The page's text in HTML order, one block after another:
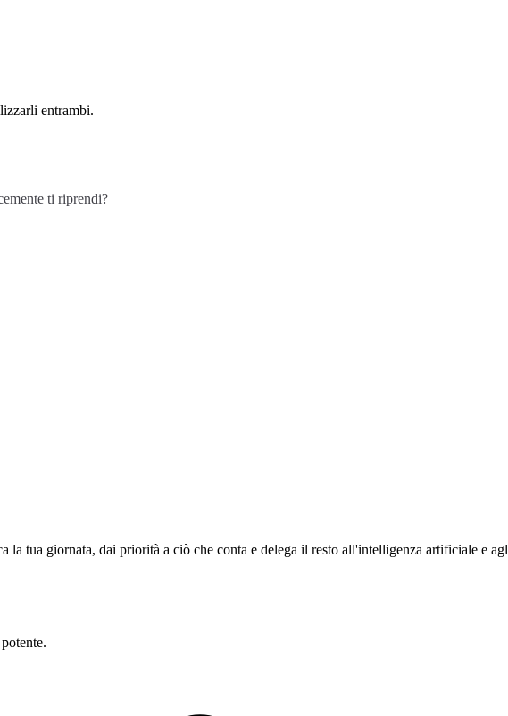
entrambi.
ti riprendi?
tua giornata, dai priorità a ciò che conta e delega il resto all'intelligenza artificiale e